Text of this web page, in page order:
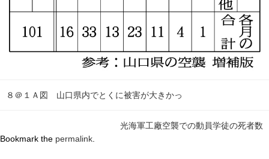
８＠１Ａ図 山口県内でとくに被害が大きかっ
光海軍工廠空襲での動員学徒の死者数
Bookmark the permalink